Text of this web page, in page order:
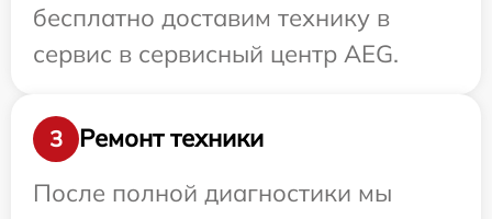
бесплатно доставим технику в
сервис в сервисный центр AEG.
3
Ремонт техники
После полной диагностики мы